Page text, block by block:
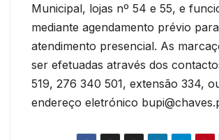
Municipal, lojas nº 54 e 55, e
mediante agendamento prévio para
atendimento presencial. As
ser efetuadas através dos
519, 276 340 501, extensão 334,
endereço eletrónico